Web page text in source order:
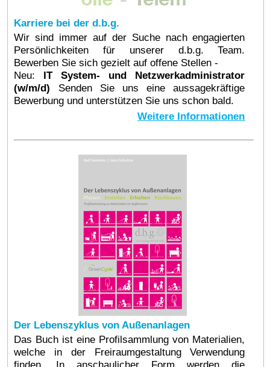
Karriere bei der d.b.g.
Wir sind immer auf der Suche nach engagierten
Persönlichkeiten für unserer d.b.g. Team.
Bewerben Sie sich gezielt auf offene Stellen -
Neu: IT System- und Netzwerkadministrator
(w/m/d) Senden Sie uns eine aussagekräftige
Bewerbung und unterstützen Sie uns schon bald.
Weitere Informationen
Der Lebenszyklus von Außenanlagen
Das Buch ist eine Profilsammlung von Materialien,
welche in der Freiraumgestaltung Verwendung
finden. In anschaulicher Form werden die